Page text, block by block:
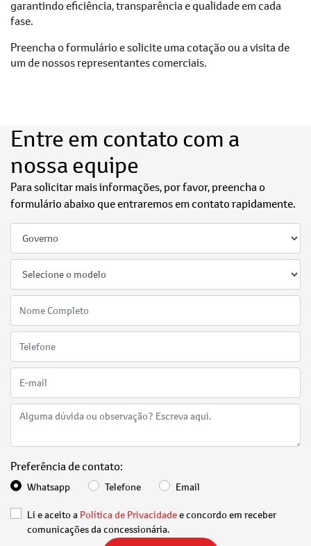
garantindo eficiência, transparência e qualidade em cada
fase.
Preencha o formulário e solicite uma cotação ou a visita de
um de nossos representantes comerciais.
Entre em contato com a
nossa equipe
Para solicitar mais informações, por favor, preencha o
formulário abaixo que entraremos em contato rapidamente.
Preferência de contato:
Whatsapp Telefone Email
Li e aceito a Política de Privacidadee concordo em receber
comunicações da concessionária.